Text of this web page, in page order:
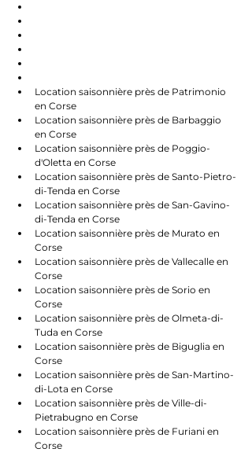
Location saisonnière près de Patrimonio
en Corse
Location saisonnière près de Barbaggio
en Corse
Location saisonnière près de Poggio-
d'Oletta en Corse
Location saisonnière près de Santo-Pietro-
di-Tenda en Corse
Location saisonnière près de San-Gavino-
di-Tenda en Corse
Location saisonnière près de Murato en
Corse
Location saisonnière près de Vallecalle en
Corse
Location saisonnière près de Sorio en
Corse
Location saisonnière près de Olmeta-di-
Tuda en Corse
Location saisonnière près de Biguglia en
Corse
Location saisonnière près de San-Martino-
di-Lota en Corse
Location saisonnière près de Ville-di-
Pietrabugno en Corse
Location saisonnière près de Furiani en
Corse